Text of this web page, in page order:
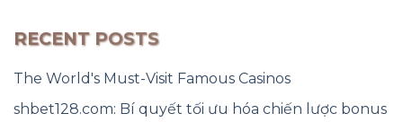
RECENT POSTS
The World's Must-Visit Famous Casinos
shbet128.com: Bí quyết tối ưu hóa chiến lược bonus